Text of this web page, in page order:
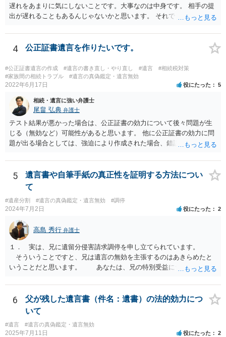
遅れをあまりに気にしないことです。大事なのは中身です。 相手の提
出が遅れることもあるんじゃないかと思います。 それでもあなた有利
4 公正証書遺言を作りたいです。
#公正証書遺言の作成 #遺言の書き直し・やり直し #遺言
#相続税対策
#家族間の相続トラブル
#遺言の真偽鑑定・遺言無効
2022年6月17日 役にたった 5
相続・遺言に強い弁護士
尾畠 弘典 弁護士
テスト結果が悪かった場合は、公正証書の効力について後々問題が生
じる（無効など）可能性があると思います。 他に公正証書の効力に問
題が出る場合としては、強迫により作成された場合、錯誤（勘違い）
すが、弁護士に作成を依頼する場合は、１０～数十万円程度になるケ
ースが多いと思います。 報酬体系は、弁護士ごとに異なりますので一
律の基準はありません。
5
遺言書や自筆手紙の真正性を証明する方法につい
て
#遺産分割 #遺言の真偽鑑定・遺言無効 #調停
2024年7月2日 役にたった 2
高島 秀行 弁護士
１． 実は、兄に遺留分侵害請求調停を申し立てられています。
そういうことですと、兄は遺言の無効を主張するのはあきらめたと
いうことだと思います。 あなたは、兄の特別受益について立証し
詳しい事情を話して相談された方がよいと思います。
6
父が残した遺言書（件名：遺書）の法的効力につ
いて
#遺言 #遺言の真偽鑑定・遺言無効
2025年7月11日 役にたった 2